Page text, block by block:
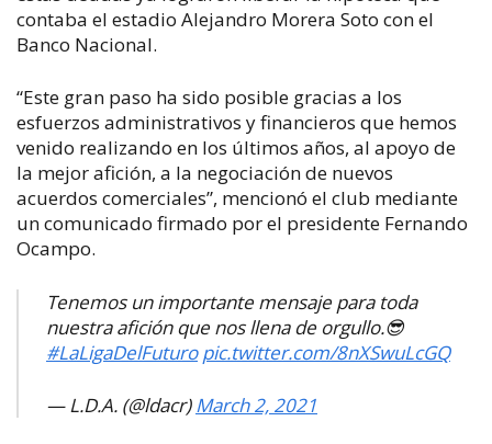
contaba el estadio Alejandro Morera Soto con el
Banco Nacional.
“Este gran paso ha sido posible gracias a los
esfuerzos administrativos y financieros que hemos
venido realizando en los últimos años, al apoyo de
la mejor afición, a la negociación de nuevos
acuerdos comerciales”, mencionó el club mediante
un comunicado firmado por el presidente Fernando
Ocampo.
Tenemos un importante mensaje para toda
nuestra afición que nos llena de orgullo.😎
#LaLigaDelFuturo pic.twitter.com/8nXSwuLcGQ
— L.D.A. (@ldacr)March 2, 2021